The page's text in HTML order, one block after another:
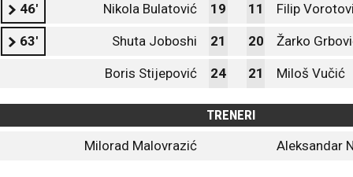
46' Nikola Bulatović 19 11 Filip
63' Shuta Joboshi 21 20 Žarko
Boris Stijepović 24 21 Miloš Vučić
TRENERI
Milorad Malovrazić
Aleksandar